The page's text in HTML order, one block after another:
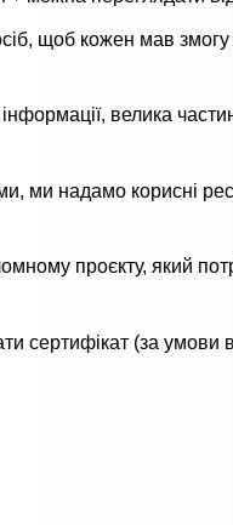
щоб кожен мав
інформації, велика
ми надамо корисні
проєкту, який
сертифікат (за